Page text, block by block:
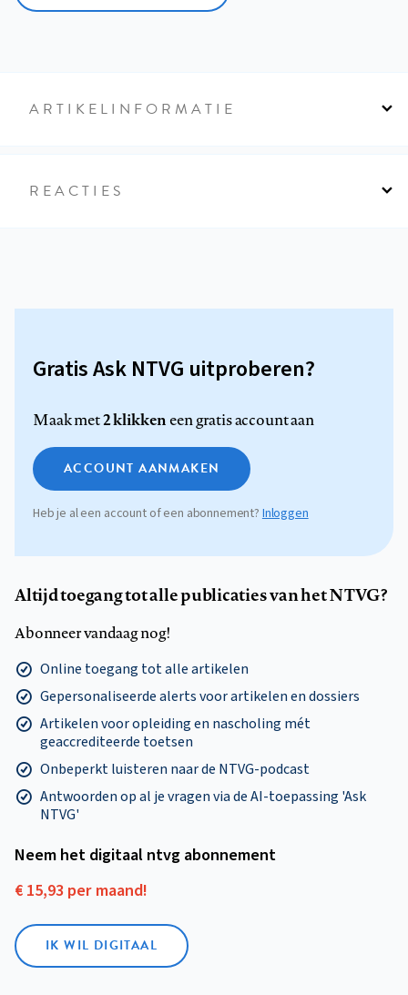
ARTIKELINFORMATIE
REACTIES
Gratis Ask NTVG uitproberen?
Maak met2 klikkeneen gratis account aan
ACCOUNT AANMAKEN
Heb je al een account of een abonnement?Inloggen
Altijd toegang tot alle publicaties van het NTVG?
Abonneer vandaag nog!
Online toegang tot alle artikelen
Gepersonaliseerde alerts voor artikelen en dossiers
Artikelen voor opleiding en nascholing mét
geaccrediteerde toetsen
Onbeperkt luisteren naar de NTVG-podcast
Antwoorden op al je vragen via de AI-toepassing 'Ask
NTVG'
Neem het digitaal ntvg abonnement
€ 15,93 per maand!
IK WIL DIGITAAL